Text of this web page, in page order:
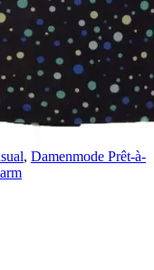
, Damenmode Prêt-à-